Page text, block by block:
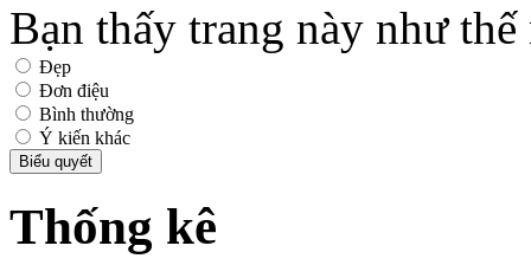
Bạn thấy trang này như thế
Đẹp
Đơn điệu
Bình thường
Ý kiến khác
Thống kê